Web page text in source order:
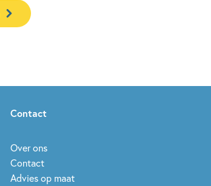
Contact
Over ons
Contact
Advies op maat